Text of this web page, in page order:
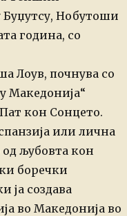
Нобутоши
година, со
Лоув, почнува со
Македонија“
кон Сонцето.
или лична
од љубовта кон
боречки
ја создава
во Македонија во